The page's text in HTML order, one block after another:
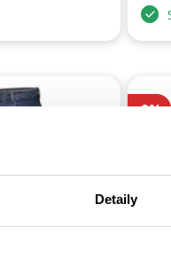
Detaily
-8%